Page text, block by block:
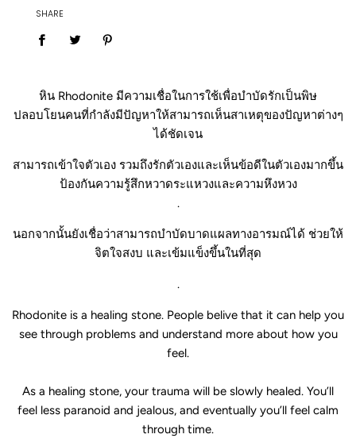
SHARE
หิน Rhodonite มีความเชื่อในการใช้เพื่อบำบัดรักเป็นพิษ
ปลอบโยนคนที่กำลังมีปัญหาให้สามารถเห็นสาเหตุของปัญหาต่างๆ
ได้ชัดเจน
สามารถเข้าใจตัวเอง รวมถึงรักตัวเองและเห็นข้อดีในตัวเองมากขึ้น
ป้องกันความรู้สึกหวาดระแหวงและความหึงหวง
.
นอกจากนั้นยังเชื่อว่าสามารถบำบัดบาดแผลทางอารมณ์ได้ ช่วยให้
จิตใจสงบ และเข้มแข็งขึ้นในที่สุด
.
Rhodonite is a healing stone. People belive that it can help you
see through problems and understand more about how you
feel.
As a healing stone, your trauma will be slowly healed. You’ll
feel less paranoid and jealous, and eventually you’ll feel calm
through time.